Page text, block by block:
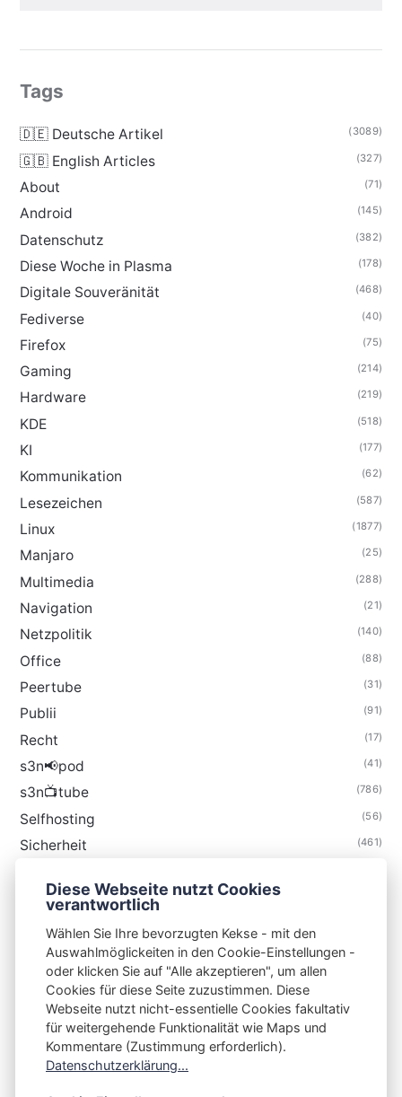
Tags
🇩🇪 Deutsche Artikel (3089)
🇬🇧 English Articles (327)
About (71)
Android (145)
Datenschutz (382)
Diese Woche in Plasma (178)
Digitale Souveränität (468)
Fediverse (40)
Firefox (75)
Gaming (214)
Hardware (219)
KDE (518)
KI (177)
Kommunikation (62)
Lesezeichen (587)
Linux (1877)
Manjaro (25)
Multimedia (288)
Navigation (21)
Netzpolitik (140)
Office (88)
Peertube (31)
Publii (91)
Recht (17)
s3n📢pod (41)
s3n📺tube (786)
Selfhosting (56)
Sicherheit (461)
Thunderbird
S3N🧩NET
Integrating Open-Source Blog Network (iOSBN)
Impressum
Kontakt
Diese Webseite nutzt Cookies
verantwortlich
Wählen Sie Ihre bevorzugten Kekse - mit den
Auswahlmöglickeiten in den Cookie-Einstellungen -
oder klicken Sie auf "Alle akzeptieren", um allen
Cookies für diese Seite zuzustimmen. Diese
Webseite nutzt nicht-essentielle Cookies fakultativ
für weitergehende Funktionalität wie Maps und
Kommentare (Zustimmung erforderlich).
Datenschutzerklärung...